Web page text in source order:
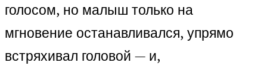
голосом, но малыш только на
мгновение останавливался, упрямо
встряхивал головой — и,